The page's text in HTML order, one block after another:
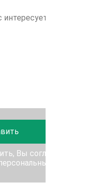
Вы соглашаетесь с
данных